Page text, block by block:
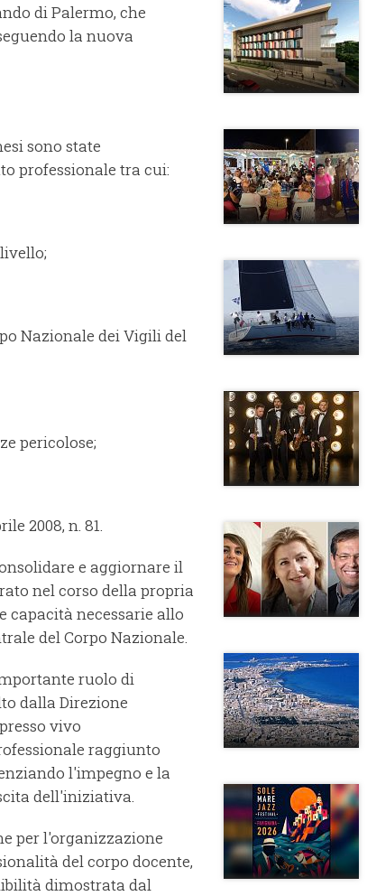
di Palermo, che
la nuova
sono state
professionale tra cui:
Nazionale dei Vigili del
pericolose;
2008, n. 81.
e aggiornare il
nel corso della propria
capacità necessarie allo
del Corpo Nazionale.
ruolo di
dalla Direzione
vivo
raggiunto
l'impegno e la
dell'iniziativa.
per l'organizzazione
del corpo docente,
dimostrata dal